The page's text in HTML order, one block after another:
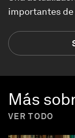
importantes
Más
VER TODO